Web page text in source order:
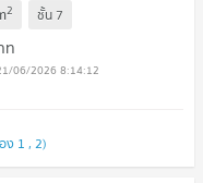
2 ชั้น 7
ท
06/2026 8:14:12
ง 1 , 2)